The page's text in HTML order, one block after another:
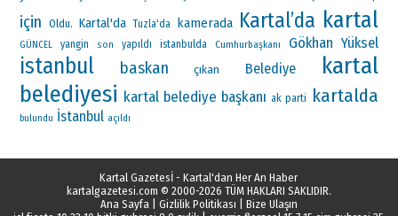
için Oldu. Kartal'da Tuzla'da kamerada Kartal’da kartal
GÜNCEL yangin son yapıldı istanbulda Cumhurbaşkanı Gökhan Yüksel
istanbul baskan çıkan Belediye
kartal
belediyesi kartal belediye başkanı ak parti kartalda
bulundu İstanbul açıldı
Kartal Gazetesİ - Kartal'dan Her An Haber
kartalgazetesi.com © 2000-2026 TÜM HAKLARI SAKLIDIR.
Ana Sayfa
Gizlilik Politikası
Bize Ulaşın